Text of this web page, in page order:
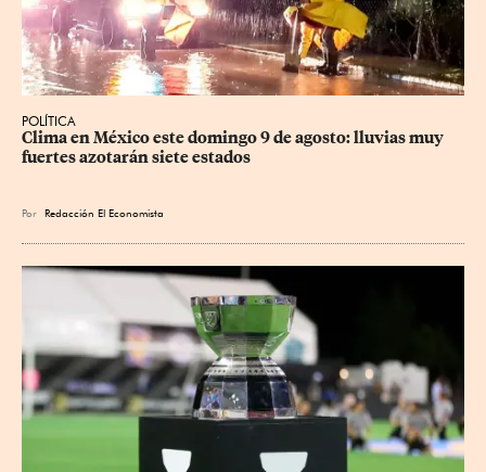
POLÍTICA
Clima en México este domingo 9 de agosto: lluvias muy
fuertes azotarán siete estados
Por Redacción El Economista